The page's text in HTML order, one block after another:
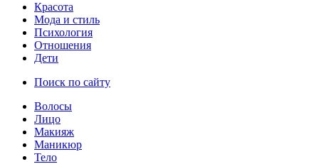
Красота
Мода и стиль
Психология
Отношения
Дети
Поиск по сайту
Волосы
Лицо
Макияж
Маникюр
Тело